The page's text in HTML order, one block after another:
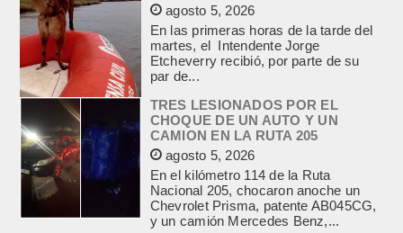
agosto 5, 2026
En las primeras horas de la tarde del
martes, el Intendente Jorge
Etcheverry recibió, por parte de su
par de...
TRES LESIONADOS POR EL
CHOQUE DE UN AUTO Y UN
CAMION EN LA RUTA 205
agosto 5, 2026
En el kilómetro 114 de la Ruta
Nacional 205, chocaron anoche un
Chevrolet Prisma, patente AB045CG,
y un camión Mercedes Benz,...